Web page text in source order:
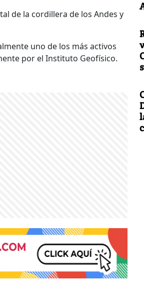
de la cordillera de los Andes y
uno de los más activos
por el Instituto Geofísico.